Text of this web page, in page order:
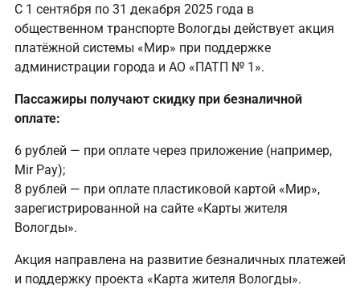
С 1 сентября по 31 декабря 2025 года в
общественном транспорте Вологды действует акция
платёжной системы «Мир» при поддержке
администрации города и АО «ПАТП № 1».
Пассажиры получают скидку при безналичной
оплате:
6 рублей — при оплате через приложение (например,
Mir Pay);
8 рублей — при оплате пластиковой картой «Мир»,
зарегистрированной на сайте «Карты жителя
Вологды».
Акция направлена на развитие безналичных платежей
и поддержку проекта «Карта жителя Вологды».